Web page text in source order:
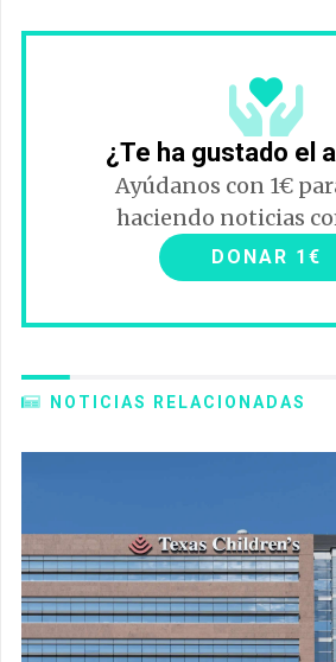
¿Te ha gustado el
Ayúdanos con 1€
haciendo noticias
DONAR 1€
NOTICIAS RELACIONADAS